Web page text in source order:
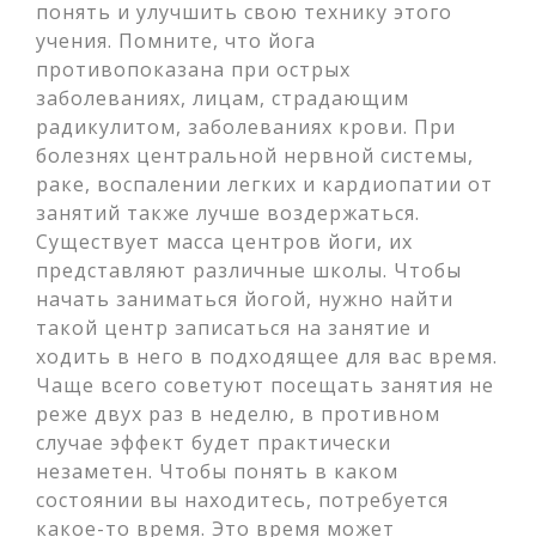
понять и улучшить свою технику этого
учения. Помните, что йога
противопоказана при острых
заболеваниях, лицам, страдающим
радикулитом, заболеваниях крови. При
болезнях центральной нервной системы,
раке, воспалении легких и кардиопатии от
занятий также лучше воздержаться.
Существует масса центров йоги, их
представляют различные школы. Чтобы
начать заниматься йогой, нужно найти
такой центр записаться на занятие и
ходить в него в подходящее для вас время.
Чаще всего советуют посещать занятия не
реже двух раз в неделю, в противном
случае эффект будет практически
незаметен. Чтобы понять в каком
состоянии вы находитесь, потребуется
какое-то время. Это время может